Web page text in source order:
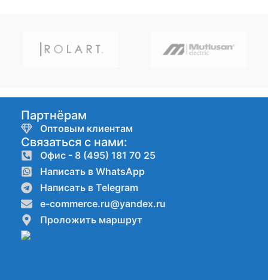
Партнёрам
Оптовым клиентам
Связаться с нами:
Офис - 8 (495) 181 70 25
Написать в WhatsApp
Написать в Telegram
e-commerce.ru@yandex.ru
Проложить маршрут